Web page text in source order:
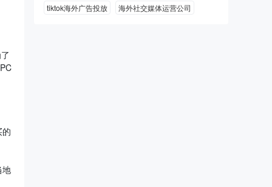
地
tiktok海外广告投放 海外社交媒体运营公司